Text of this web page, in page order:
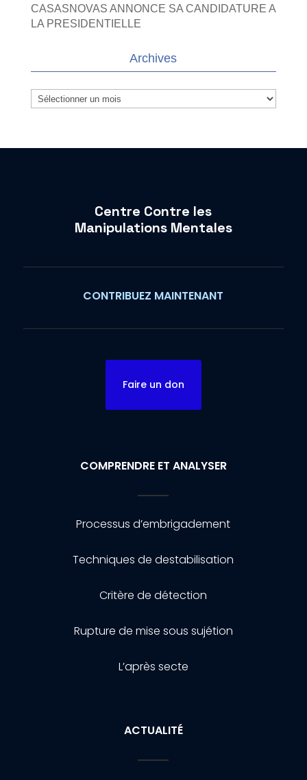
CASASNOVAS ANNONCE SA CANDIDATURE A
LA PRESIDENTIELLE
Archives
Archives
Centre Contre les
Manipulations Mentales
CONTRIBUEZ MAINTENANT
Faire un don
COMPRENDRE ET ANALYSER
Processus d’embrigadement
Techniques de destabilisation
Critère de détection
Rupture de mise sous sujétion
L’après secte
ACTUALITÉ